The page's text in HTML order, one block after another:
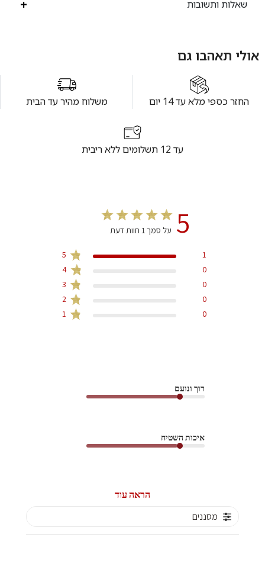
שאלות ותשובות
אולי תאהבו גם
החזר כספי מלא עד 14 יום משלוח מהיר עד הבית
עד 12 תשלומים ללא ריבית
5 על סמך 1 חוות דעת
5
1
4
0
3
0
2
0
1
0
רוך ונועם
איכות השטיח
הראה עוד
מסננים